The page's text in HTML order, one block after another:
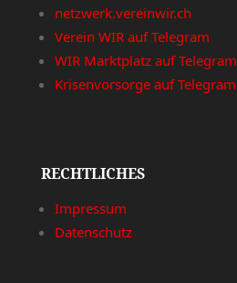
netzwerk.vereinwir.ch
Verein WIR auf Telegram
WIR Marktplatz auf Telegram
Krisenvorsorge auf Telegram
RECHTLICHES
Impressum
Datenschutz